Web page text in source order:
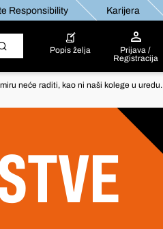
Responsibility Karijera
Popis želja
Prijava /
Registracija
neće raditi, kao ni naši kolege u uredu.